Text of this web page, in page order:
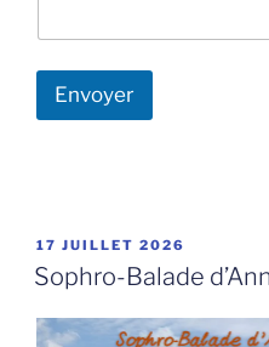
Envoyer
PUBLIÉ
LE
17 JUILLET 2026
Sophro-Balade